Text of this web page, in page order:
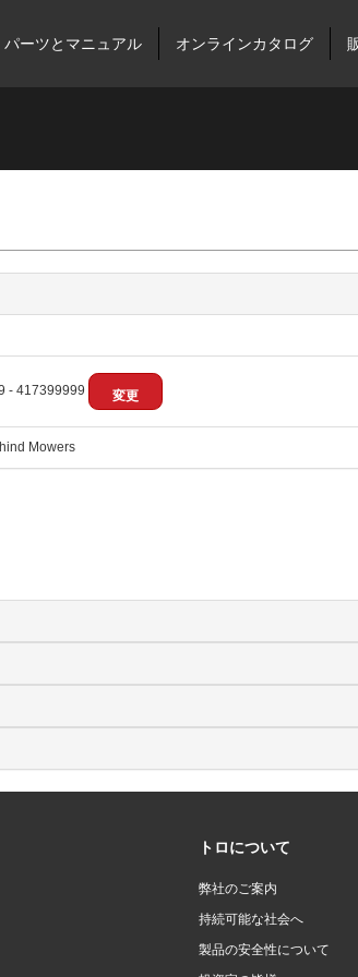
パーツとマニュアル オンラインカタログ
- 417399999 変更
Mowers
トロについて
弊社のご案内
持続可能な社会へ
製品の安全性について